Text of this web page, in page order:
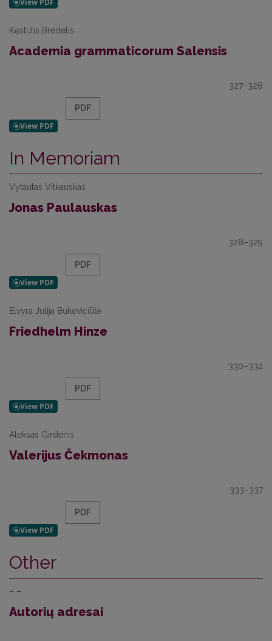
Kęstutis Bredelis
Academia grammaticorum Salensis
327–328
PDF
In Memoriam
Vytautas Vitkauskas
Jonas Paulauskas
328–329
PDF
Elvyra Julija Bukevičiūtė
Friedhelm Hinze
330–332
PDF
Aleksas Girdenis
Valerijus Čekmonas
333–337
PDF
Other
– –
Autorių adresai